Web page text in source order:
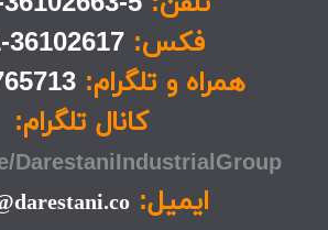
فکس: 36102617-021
همراه و تلگرام:
کانال تلگرام:
DarestaniIndustrialGroup
ایمیل: